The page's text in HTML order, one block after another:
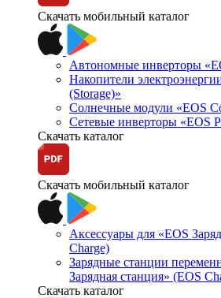
Скачать мобильный каталог
Автономные инверторы
Накопители
(Storage)»
Солнечные модули «EOS
Сетевые инверторы «EOS
Скачать каталог
Скачать мобильный каталог
Аксессуары для «EOS
Charge)
Зарядные станции
Зарядная станция» (EOS
Скачать каталог